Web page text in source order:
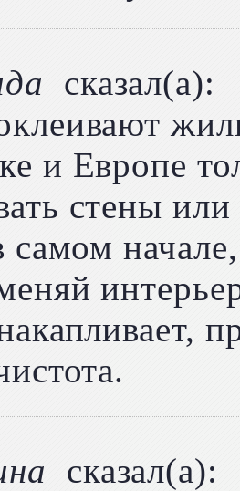
сказал(а):
и Европе
стены
самом
сказал(а):